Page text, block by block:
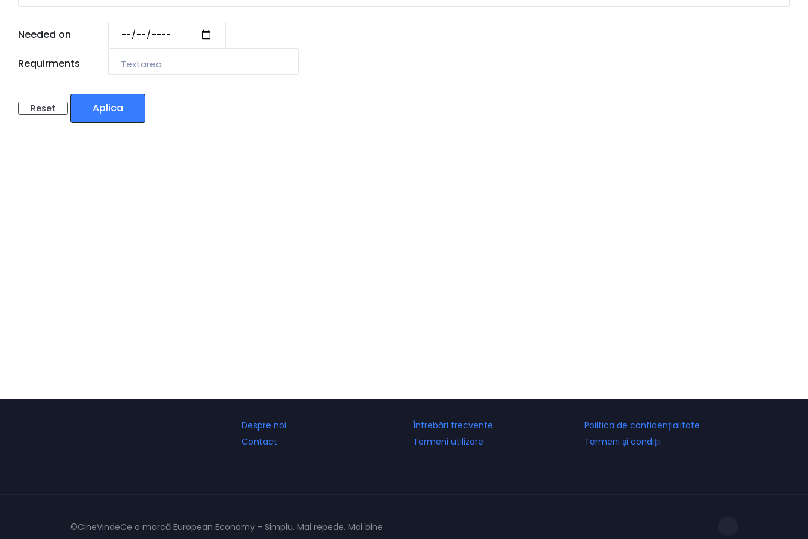
Needed on
Requirments
Reset Aplica
Despre noi
Contact
Întrebări frecvente
Termeni utilizare
Politica de confidențialitate
Termeni și condiții
©CineVindeCe o marcă European Economy - Simplu. Mai repede. Mai bine